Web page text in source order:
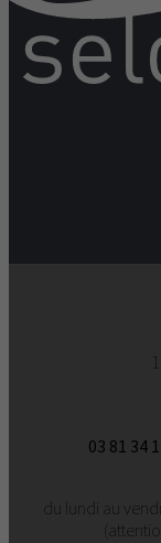
03 81 34
du lundi au